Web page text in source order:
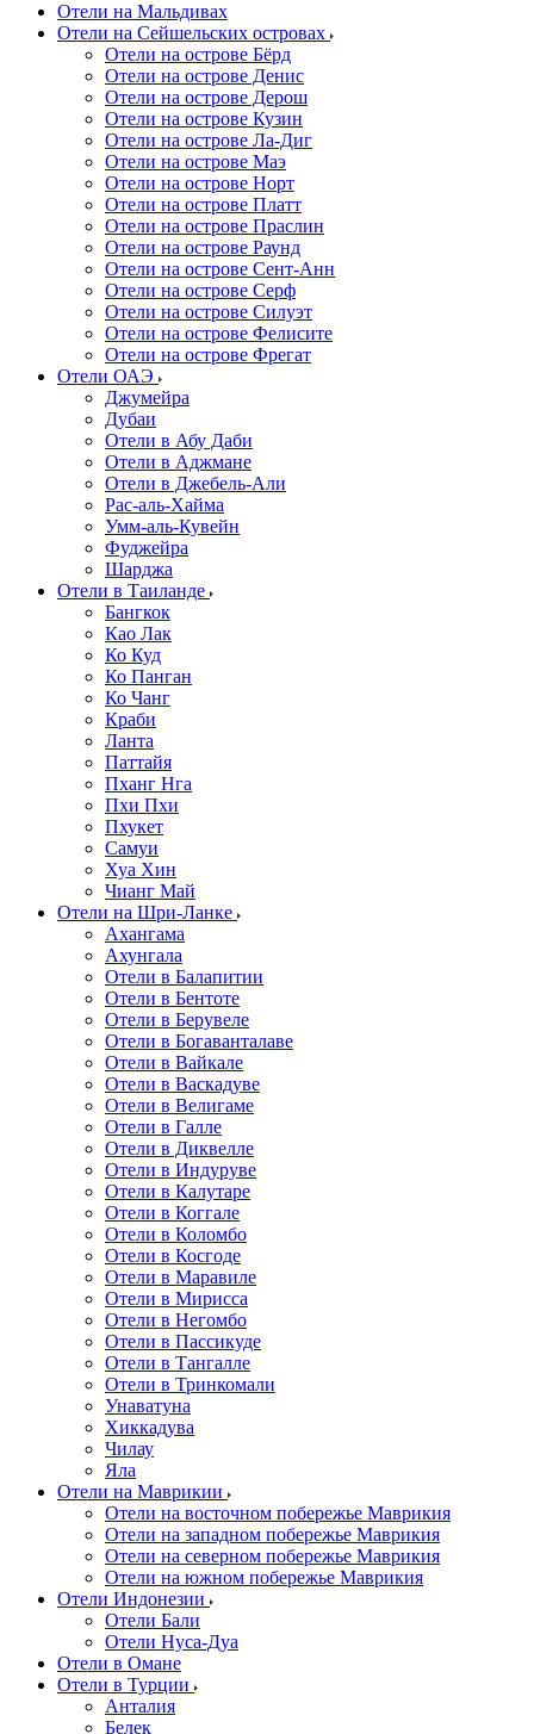
Отели на Мальдивах
Отели на Сейшельских островах
Отели на острове Бёрд
Отели на острове Денис
Отели на острове Дерош
Отели на острове Кузин
Отели на острове Ла-Диг
Отели на острове Маэ
Отели на острове Норт
Отели на острове Платт
Отели на острове Праслин
Отели на острове Раунд
Отели на острове Сент-Анн
Отели на острове Серф
Отели на острове Силуэт
Отели на острове Фелисите
Отели на острове Фрегат
Отели ОАЭ
Джумейра
Дубаи
Отели в Абу Даби
Отели в Аджмане
Отели в Джебель-Али
Рас-аль-Хайма
Умм-аль-Кувейн
Фуджейра
Шарджа
Отели в Таиланде
Бангкок
Као Лак
Ко Куд
Ко Панган
Ко Чанг
Краби
Ланта
Паттайя
Пханг Нга
Пхи Пхи
Пхукет
Самуи
Хуа Хин
Чианг Май
Отели на Шри-Ланке
Ахангама
Ахунгала
Отели в Балапитии
Отели в Бентоте
Отели в Берувеле
Отели в Богаванталаве
Отели в Вайкале
Отели в Васкадуве
Отели в Велигаме
Отели в Галле
Отели в Диквелле
Отели в Индуруве
Отели в Калутаре
Отели в Коггале
Отели в Коломбо
Отели в Косгоде
Отели в Маравиле
Отели в Мирисса
Отели в Негомбо
Отели в Пассикуде
Отели в Тангалле
Отели в Тринкомали
Унаватуна
Хиккадува
Чилау
Яла
Отели на Маврикии
Отели на восточном побережье Маврикия
Отели на западном побережье Маврикия
Отели на северном побережье Маврикия
Отели на южном побережье Маврикия
Отели Индонезии
Отели Бали
Отели Нуса-Дуа
Отели в Омане
Отели в Турции
Анталия
Белек